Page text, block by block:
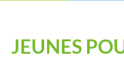
JEUNES